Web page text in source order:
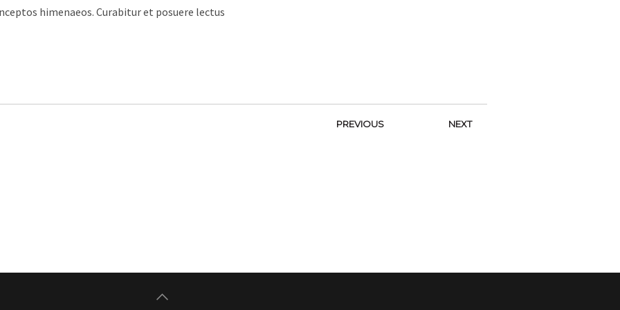
himenaeos. Curabitur et posuere lectus
PREVIOUS NEXT